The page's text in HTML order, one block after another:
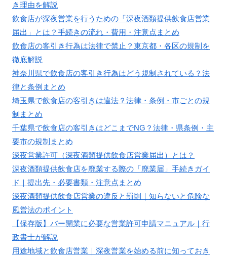
き理由を解説
飲食店が深夜営業を行うための「深夜酒類提供飲食店営業
届出」とは？手続きの流れ・費用・注意点まとめ
飲食店の客引き行為は法律で禁止？東京都・各区の規制を
徹底解説
神奈川県で飲食店の客引き行為はどう規制されている？法
律と条例まとめ
埼玉県で飲食店の客引きは違法？法律・条例・市ごとの規
制まとめ
千葉県で飲食店の客引きはどこまでNG？法律・県条例・主
要市の規制まとめ
深夜営業許可（深夜酒類提供飲食店営業届出）とは？
深夜酒類提供飲食店を廃業する際の「廃業届」手続きガイ
ド｜提出先・必要書類・注意点まとめ
深夜酒類提供飲食店営業の違反と罰則｜知らないと危険な
風営法のポイント
【保存版】バー開業に必要な営業許可申請マニュアル｜行
政書士が解説
用途地域と飲食店営業｜深夜営業を始める前に知っておき